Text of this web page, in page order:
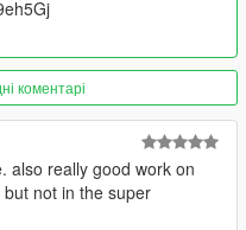
коментарі
also really good work on
not in the super